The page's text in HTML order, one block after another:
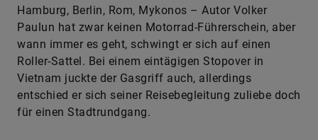
Hamburg, Berlin, Rom, Mykonos – Autor Volker
Paulun hat zwar keinen Motorrad-Führerschein, aber
wann immer es geht, schwingt er sich auf einen
Roller-Sattel. Bei einem eintägigen Stopover in
Vietnam juckte der Gasgriff auch, allerdings
entschied er sich seiner Reisebegleitung zuliebe doch
für einen Stadtrundgang.